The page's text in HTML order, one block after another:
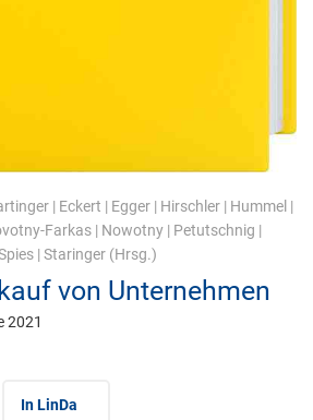
| Eckert | Egger | Hirschler | Hummel |
Farkas | Nowotny | Petutschnig |
| Staringer (Hrsg.)
von Unternehmen
2021
In LinDa